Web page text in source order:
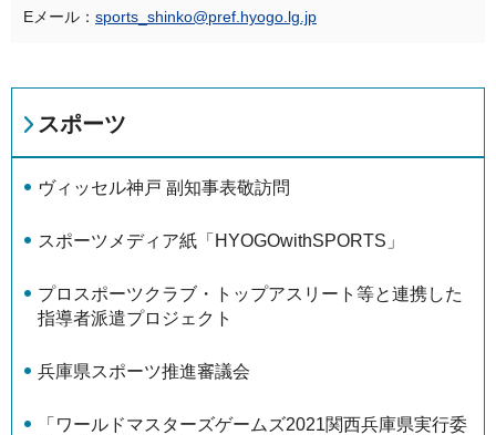
Eメール： sports_shinko@pref.hyogo.lg.jp
スポーツ
ヴィッセル神戸 副知事表敬訪問
スポーツメディア紙「HYOGOwithSPORTS」
プロスポーツクラブ・トップアスリート等と連携した
指導者派遣プロジェクト
兵庫県スポーツ推進審議会
「ワールドマスターズゲームズ2021関西兵庫県実行委